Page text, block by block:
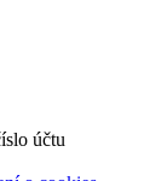
účtu